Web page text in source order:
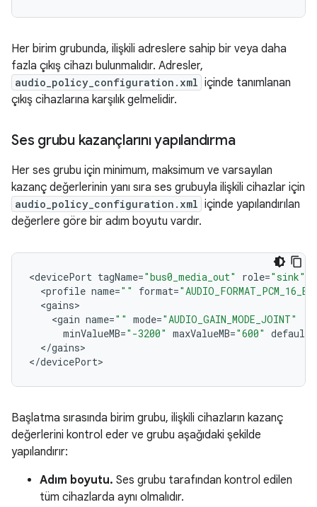
Her birim grubunda, ilişkili adreslere sahip bir veya daha
fazla çıkış cihazı bulunmalıdır. Adresler,
audio_policy_configuration.xml içinde tanımlanan
çıkış cihazlarına karşılık gelmelidir.
Ses grubu kazançlarını yapılandırma
Her ses grubu için minimum, maksimum ve varsayılan
kazanç değerlerinin yanı sıra ses grubuyla ilişkili cihazlar için
audio_policy_configuration.xml içinde yapılandırılan
değerlere göre bir adım boyutu vardır.
<devicePort tagName="bus0_media_out" role="sink"
<profile name="" format=
<gains
<gain name="" mode="AUDIO_GAIN_MODE_JOINT"
minValueMB="-3200" maxValueMB="600"
</gains>
</devicePort
Başlatma sırasında birim grubu, ilişkili cihazların kazanç
değerlerini kontrol eder ve grubu aşağıdaki şekilde
yapılandırır:
Adım boyutu. Ses grubu tarafından kontrol edilen
tüm cihazlarda aynı olmalıdır.